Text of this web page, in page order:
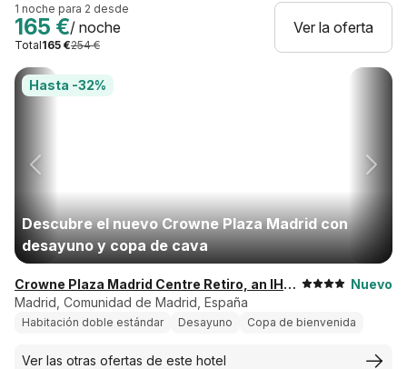
1 noche para 2 desde
165 €/ noche
Total165 €254 €
Ver la oferta
Hasta -32%
Descubre el nuevo Crowne Plaza Madrid con
desayuno y copa de cava
Crowne Plaza Madrid Centre Retiro, an IHG Hotel
Nuevo
Madrid, Comunidad de Madrid, España
Habitación doble estándar Desayuno Copa de bienvenida
Ver las otras ofertas de este hotel